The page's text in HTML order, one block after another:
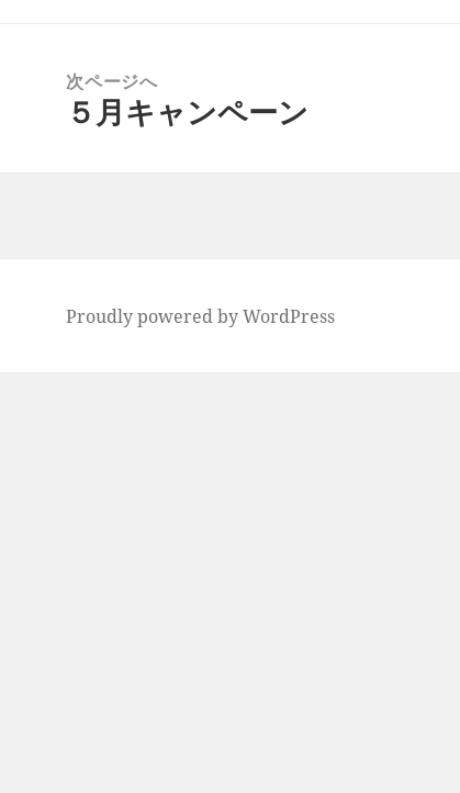
次ページへ
次
５月キャンペーン
Proudly powered by WordPress